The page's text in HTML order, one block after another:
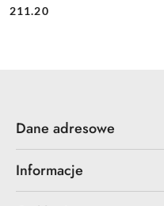
Cena:
Cena:
211.20
Dane adresowe
Informacje